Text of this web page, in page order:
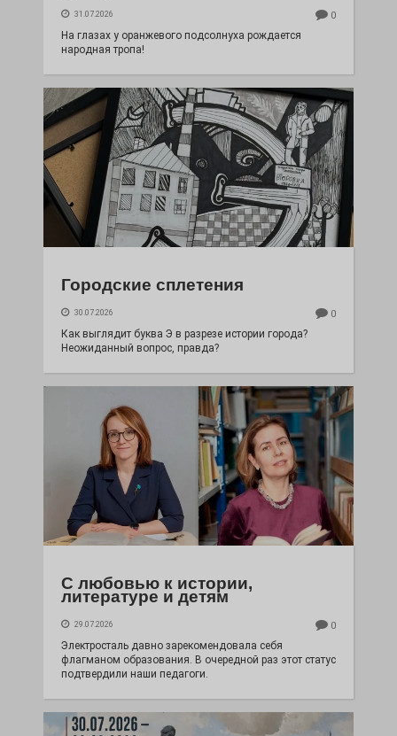
31.07.2026 0
На глазах у оранжевого подсолнуха рождается
народная тропа!
Городские сплетения
30.07.2026 0
Как выглядит буква Э в разрезе истории города?
Неожиданный вопрос, правда?
С любовью к истории,
литературе и детям
29.07.2026 0
Электросталь давно зарекомендовала себя
флагманом образования. В очередной раз этот статус
подтвердили наши педагоги.